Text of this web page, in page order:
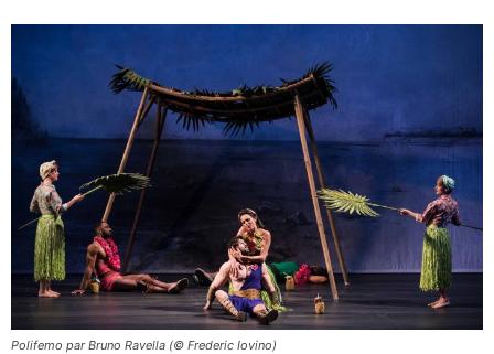
Polifemo par Bruno Ravella (© Frederic Iovino)